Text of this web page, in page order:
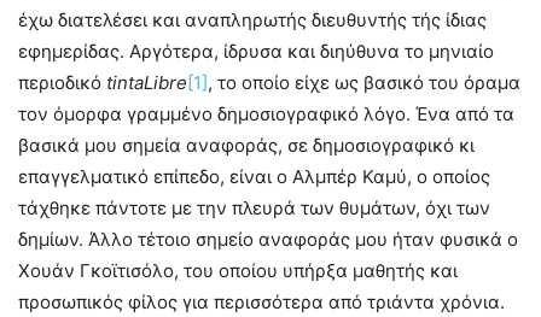
έχω διατελέσει και αναπληρωτής διευθυντής τής ίδιας
εφημερίδας. Αργότερα, ίδρυσα και διηύθυνα το μηνιαίο
περιοδικό tintaLibre [1], το οποίο είχε ως βασικό του όραμα
τον όμορφα γραμμένο δημοσιογραφικό λόγο. Ένα από τα
βασικά μου σημεία αναφοράς, σε δημοσιογραφικό κι
επαγγελματικό επίπεδο, είναι ο Αλμπέρ Καμύ, ο οποίος
τάχθηκε πάντοτε με την πλευρά των θυμάτων, όχι των
δημίων. Άλλο τέτοιο σημείο αναφοράς μου ήταν φυσικά ο
Χουάν Γκοϊτισόλο, του οποίου υπήρξα μαθητής και
προσωπικός φίλος για περισσότερα από τριάντα χρόνια.